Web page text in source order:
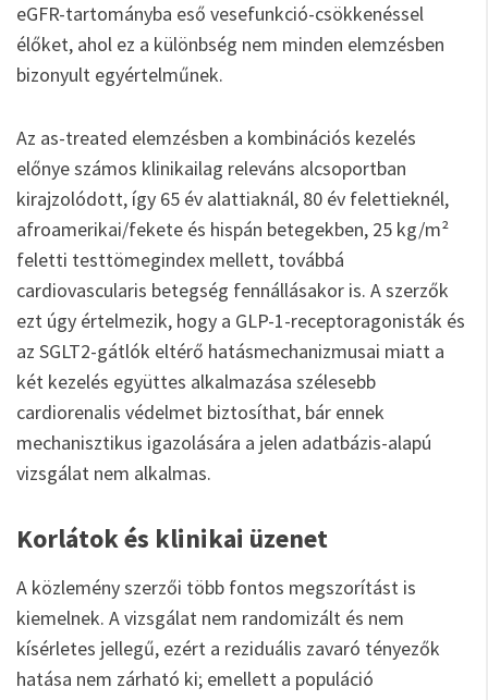
eGFR-tartományba eső vesefunkció-csökkenéssel
élőket, ahol ez a különbség nem minden elemzésben
bizonyult egyértelműnek.
Az as-treated elemzésben a kombinációs kezelés
előnye számos klinikailag releváns alcsoportban
kirajzolódott, így 65 év alattiaknál, 80 év felettieknél,
afroamerikai/fekete és hispán betegekben, 25 kg/m²
feletti testtömegindex mellett, továbbá
cardiovascularis betegség fennállásakor is. A szerzők
ezt úgy értelmezik, hogy a GLP-1-receptoragonisták és
az SGLT2-gátlók eltérő hatásmechanizmusai miatt a
két kezelés együttes alkalmazása szélesebb
cardiorenalis védelmet biztosíthat, bár ennek
mechanisztikus igazolására a jelen adatbázis-alapú
vizsgálat nem alkalmas.
Korlátok és klinikai üzenet
A közlemény szerzői több fontos megszorítást is
kiemelnek. A vizsgálat nem randomizált és nem
kísérletes jellegű, ezért a reziduális zavaró tényezők
hatása nem zárható ki; emellett a populáció